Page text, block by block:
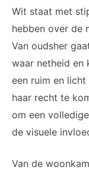
Wit staat met
hebben over de
Van oudsher
waar netheid en
een ruim en
haar recht te
om een
de visuele
Van de